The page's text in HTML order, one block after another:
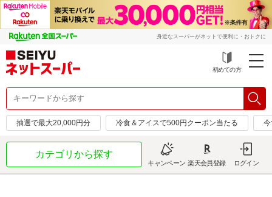
身近なスーパーがネットで便利に・おトクに
初めての方
抽選で最大20,000円分 冷食＆アイスで500円クーポン当たる
カテゴリから探す
キャンペーン 楽天会員登録 ログイン